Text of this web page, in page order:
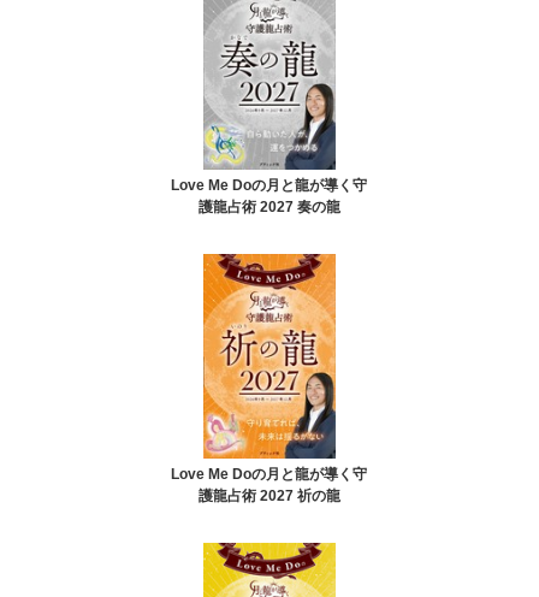
Love Me Doの月と龍が導く守
護龍占術 2027 奏の龍
Love Me Doの月と龍が導く守
護龍占術 2027 祈の龍